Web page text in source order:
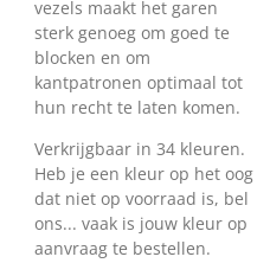
vezels maakt het garen
sterk genoeg om goed te
blocken en om
kantpatronen optimaal tot
hun recht te laten komen.
Verkrijgbaar in 34 kleuren.
Heb je een kleur op het oog
dat niet op voorraad is, bel
ons... vaak is jouw kleur op
aanvraag te bestellen.